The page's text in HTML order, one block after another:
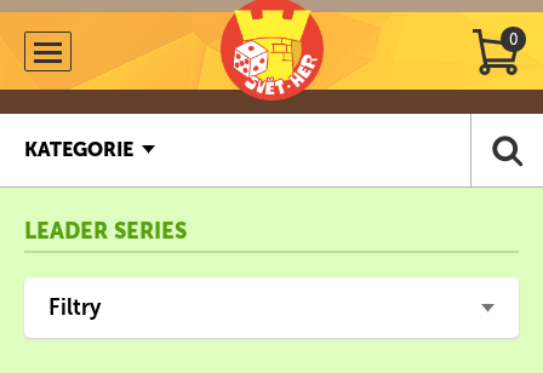
0
KATEGORIE
LEADER SERIES
Filtry